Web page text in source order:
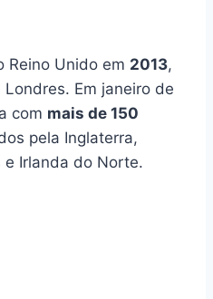
Reino Unido em 2013,
Em janeiro de
com mais de 150
pela Inglaterra,
e Irlanda do Norte.